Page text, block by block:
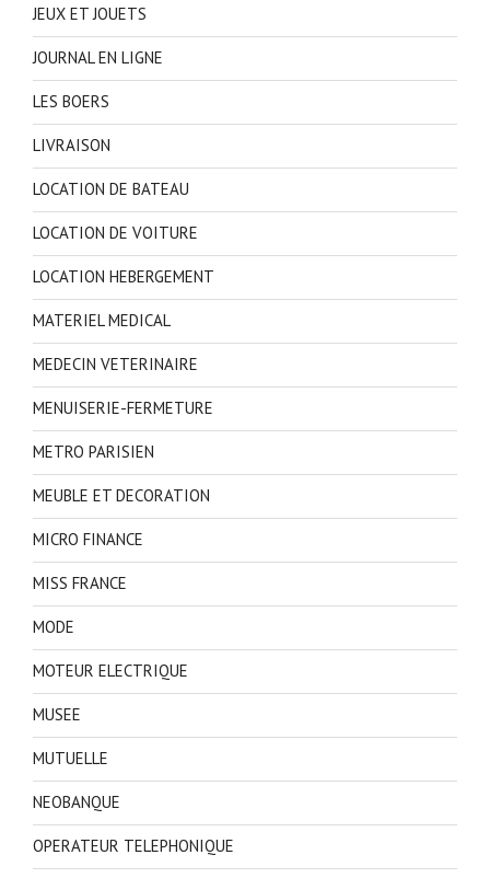
JEUX ET JOUETS
JOURNAL EN LIGNE
LES BOERS
LIVRAISON
LOCATION DE BATEAU
LOCATION DE VOITURE
LOCATION HEBERGEMENT
MATERIEL MEDICAL
MEDECIN VETERINAIRE
MENUISERIE-FERMETURE
METRO PARISIEN
MEUBLE ET DECORATION
MICRO FINANCE
MISS FRANCE
MODE
MOTEUR ELECTRIQUE
MUSEE
MUTUELLE
NEOBANQUE
OPERATEUR TELEPHONIQUE